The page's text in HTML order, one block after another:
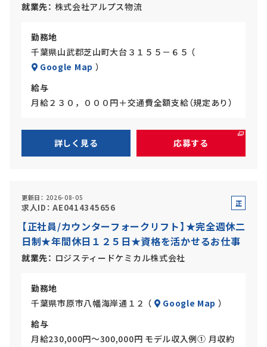
就業先 株式会社アルプス物流
勤務地
千葉県山武郡芝山町大台３１５５－６５ （
Google Map ）
給与
月給２３０，０００円＋交通費全額支給（規定あり）
詳しく見る 応募する
更新日 2026-08-05
求人ID AE0414345656
正
員
【正社員/カウンターフォークリフト】★完全週休二
日制★年間休日１２５日★資格を活かせるお仕事
就業先 ロジスティードケミカル株式会社
勤務地
千葉県市原市八幡海岸通１２ （
Google Map ）
給与
月給230,000円～300,000円 モデル収入例① 月収約